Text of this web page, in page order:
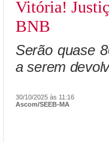
Vitória!
BNB
Serão quase
a serem
30/10/2025 às 11:16
Ascom/SEEB-MA